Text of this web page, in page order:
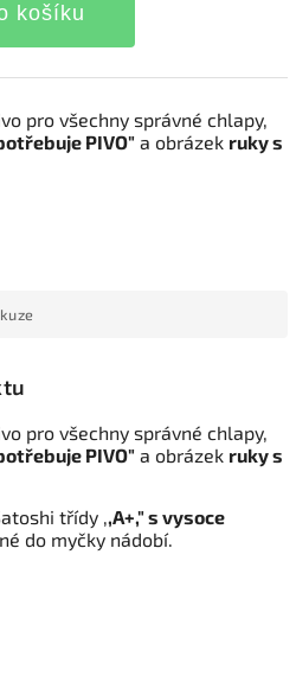
košíku
pro všechny správné chlapy,
PIVO" a obrázek ruky s
pro všechny správné chlapy,
PIVO" a obrázek ruky s
třídy ,,A+," s vysoce
do myčky nádobí.